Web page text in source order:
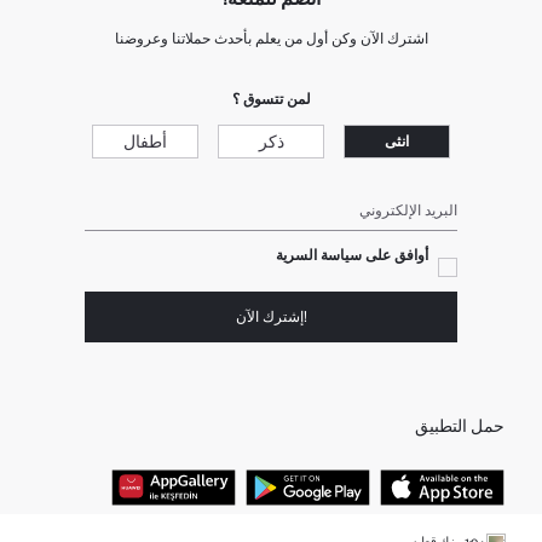
اشترك الآن وكن أول من يعلم بأحدث حملاتنا وعروضنا
لمن تتسوق ؟
انثى ذكر أطفال
البريد الإلكتروني
أوافق على سياسة السرية
!إشترك الآن
حمل التطبيق